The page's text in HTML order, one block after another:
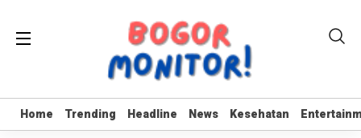
Home Trending Headline News Kesehatan
Home Trending Headline News Kesehatan